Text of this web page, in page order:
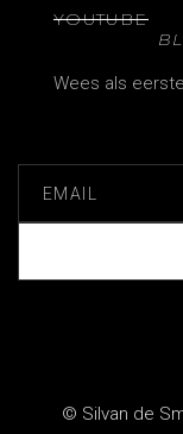
YOUTUBE
Wees als
© Silvan de